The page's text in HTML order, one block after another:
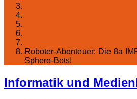
Roboter-Abenteuer: Die 8a
Sphero-Bots!
Informatik und